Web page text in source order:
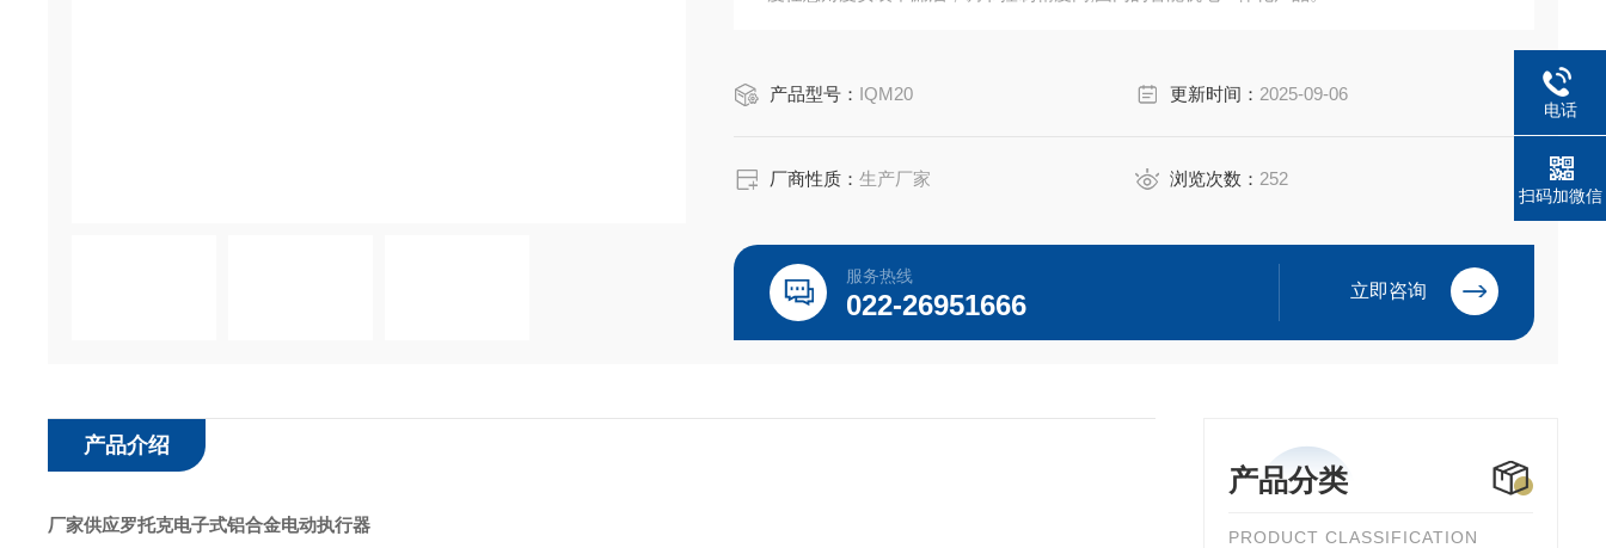
产品型号： IQM20 更新时间： 2025-09-06
厂商性质：生产厂家 浏览次数： 252
服务热线
022-26951666 立即咨询
产品分类
PRODUCT CLASSIFICATION
产品介绍
厂家供应罗托克电子式铝合金电动执行器
电话
扫码加微信